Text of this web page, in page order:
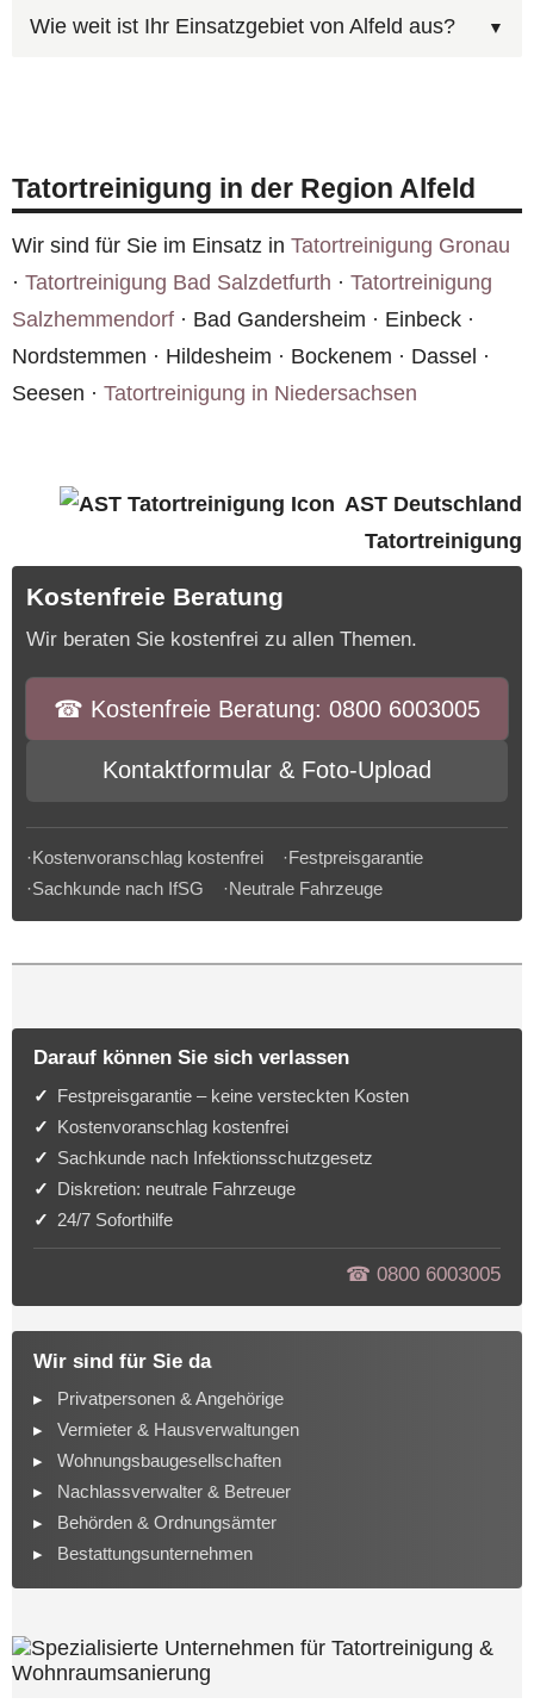
direkt mit der Versicherung ab. Für Alfeld
Je nach Kontamination können Teppiche,
Wie weit ist Ihr Einsatzgebiet von Alfeld aus?
in ländlichen Regionen.
Tatortreinigung in der Region Alfeld
Wir sind für Sie im Einsatz in Tatortreinigung Gronau
· Tatortreinigung Bad Salzdetfurth · Tatortreinigung
Salzhemmendorf · Bad Gandersheim · Einbeck ·
Nordstemmen · Hildesheim · Bockenem · Dassel ·
Seesen · Tatortreinigung in Niedersachsen
AST Deutschland
Tatortreinigung
Kostenfreie Beratung
Wir beraten Sie kostenfrei zu allen Themen.
☎︎ Kostenfreie Beratung: 0800 6003005
Kontaktformular & Foto-Upload
·Kostenvoranschlag kostenfrei ·Festpreisgarantie
·Sachkunde nach IfSG ·Neutrale Fahrzeuge
Darauf können Sie sich verlassen
Festpreisgarantie – keine versteckten Kosten
Kostenvoranschlag kostenfrei
Sachkunde nach Infektionsschutzgesetz
Diskretion: neutrale Fahrzeuge
24/7 Soforthilfe
☎︎ 0800 6003005
Wir sind für Sie da
Privatpersonen & Angehörige
Vermieter & Hausverwaltungen
Wohnungsbaugesellschaften
Nachlassverwalter & Betreuer
Behörden & Ordnungsämter
Bestattungsunternehmen